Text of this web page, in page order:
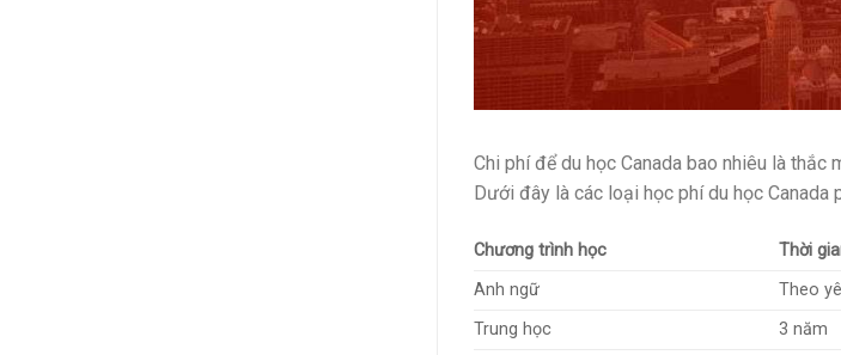
Chi phí để du học Canada bao nhiêu là thắc
Dưới đây là các loại học phí du học Canada
Chương trình học Thời
Anh ngữ
Theo
Trung học
3 năm